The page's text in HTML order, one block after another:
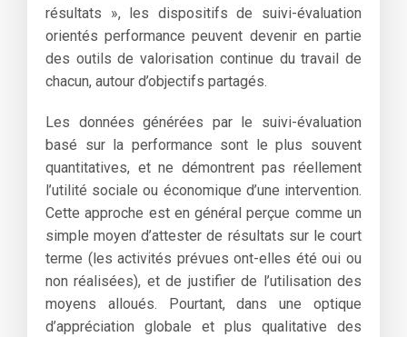
résultats », les dispositifs de suivi-évaluation
orientés performance peuvent devenir en partie
des outils de valorisation continue du travail de
chacun, autour d’objectifs partagés.
Les données générées par le suivi-évaluation
basé sur la performance sont le plus souvent
quantitatives, et ne démontrent pas réellement
l’utilité sociale ou économique d’une intervention.
Cette approche est en général perçue comme un
simple moyen d’attester de résultats sur le court
terme (les activités prévues ont-elles été oui ou
non réalisées), et de justifier de l’utilisation des
moyens alloués. Pourtant, dans une optique
d’appréciation globale et plus qualitative des